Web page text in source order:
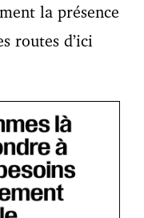
la présence
routes d’ici